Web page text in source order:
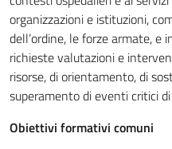
organizzazioni e istituzioni,
dell’ordine, le forze armate,
richieste valutazioni e
risorse, di orientamento, di
superamento di eventi critici
Obiettivi formativi comuni